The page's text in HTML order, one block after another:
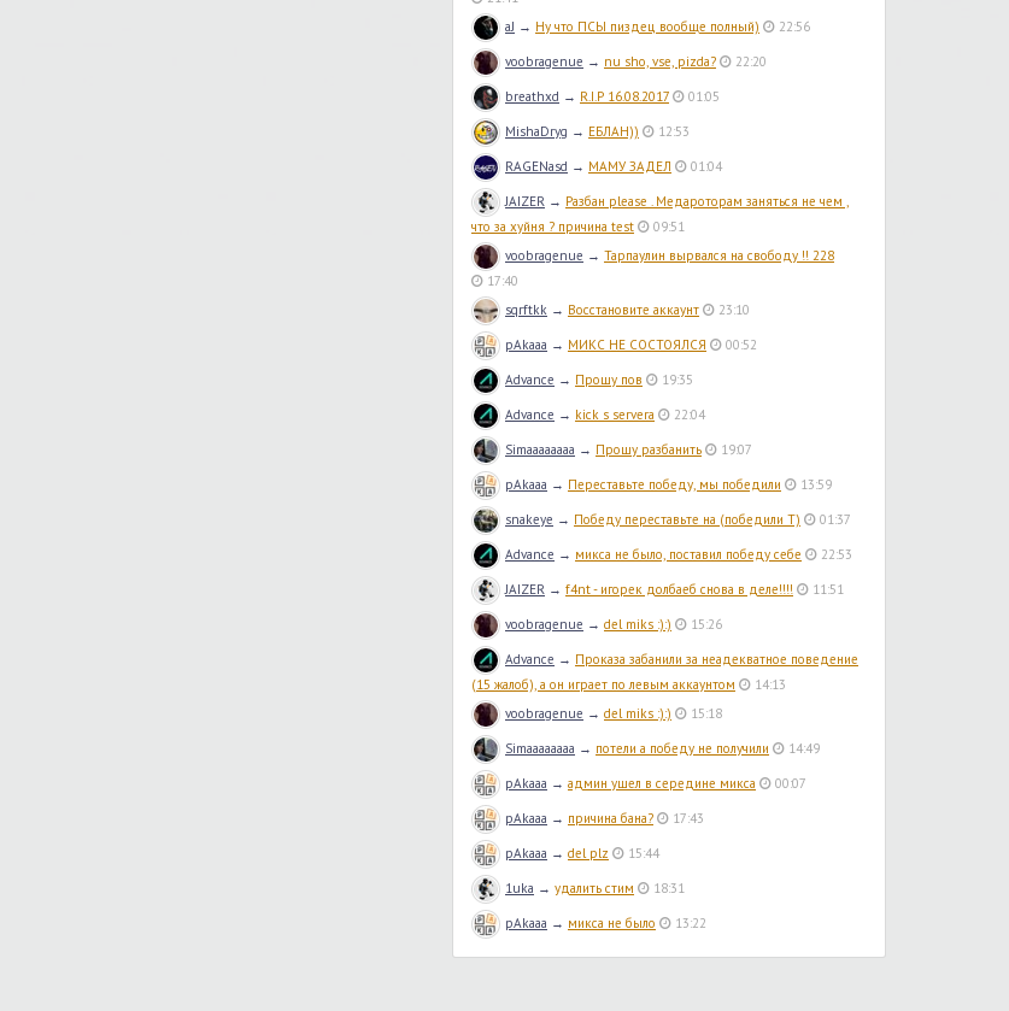
aJ → Ну что ПСЫ пиздец вообще полный) 22:56
voobragenue → nu sho, vse, pizda? 22:20
breathxd → R.I.P 16.08.2017 01:05
MishaDryg → ЕБЛАН)) 12:53
RAGENasd → МАМУ ЗАДЕЛ 01:04
JAIZER → Разбан please . Медароторам заняться не чем ,
что за хуйня ? причина test
09:51
voobragenue → Тарпаулин вырвался на свободу !! 228
17:40
sqrftkk → Восстановите аккаунт 23:10
pAkaaa → МИКС НЕ СОСТОЯЛСЯ 00:52
Advance → Прошу пов 19:35
Advance → kick s servera 22:04
Simaaaaaaaa → Прошу разбанить 19:07
pAkaaa → Переставьте победу, мы победили 13:59
snakeye → Победу переставьте на (победили T) 01:37
Advance → микса не было, поставил победу себе 22:53
JAIZER → f4nt - игорек долбаеб снова в деле!!!! 11:51
voobragenue → del miks :):) 15:26
Advance → Проказа забанили за неадекватное поведение
(15 жалоб), а он играет по левым аккаунтом
14:13
voobragenue → del miks :):) 15:18
Simaaaaaaaa → потели а победу не получили 14:49
pAkaaa → админ ушел в середине микса 00:07
pAkaaa → причина бана? 17:43
pAkaaa → del plz 15:44
1uka → удалить стим 18:31
pAkaaa → микса не было 13:22